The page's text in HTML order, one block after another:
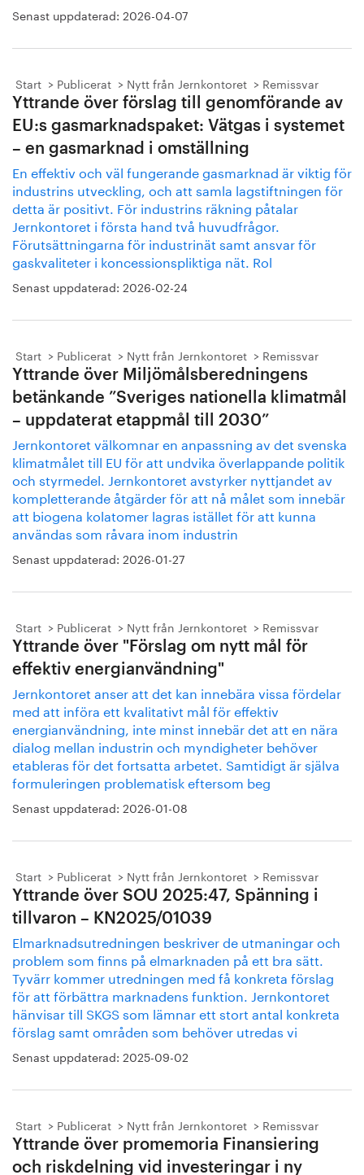
Senast uppdaterad: 2026-04-07
Start Publicerat Nytt från Jernkontoret Remissvar
Yttrande över förslag till genomförande av
EU:s gasmarknadspaket: Vätgas i systemet
– en gasmarknad i omställning
En effektiv och väl fungerande gasmarknad är viktig för
industrins utveckling, och att samla lagstiftningen för
detta är positivt. För industrins räkning påtalar
Jernkontoret i första hand två huvudfrågor.
Förutsättningarna för industrinät samt ansvar för
gaskvaliteter i koncessionspliktiga nät. Rol
Senast uppdaterad: 2026-02-24
Start Publicerat Nytt från Jernkontoret Remissvar
Yttrande över Miljömålsberedningens
betänkande ”Sveriges nationella klimatmål
– uppdaterat etappmål till 2030”
Jernkontoret välkomnar en anpassning av det svenska
klimatmålet till EU för att undvika överlappande politik
och styrmedel. Jernkontoret avstyrker nyttjandet av
kompletterande åtgärder för att nå målet som innebär
att biogena kolatomer lagras istället för att kunna
användas som råvara inom industrin
Senast uppdaterad: 2026-01-27
Start Publicerat Nytt från Jernkontoret Remissvar
Yttrande över "Förslag om nytt mål för
effektiv energianvändning"
Jernkontoret anser att det kan innebära vissa fördelar
med att införa ett kvalitativt mål för effektiv
energianvändning, inte minst innebär det att en nära
dialog mellan industrin och myndigheter behöver
etableras för det fortsatta arbetet. Samtidigt är själva
formuleringen problematisk eftersom beg
Senast uppdaterad: 2026-01-08
Start Publicerat Nytt från Jernkontoret Remissvar
Yttrande över SOU 2025:47, Spänning i
tillvaron – KN2025/01039
Elmarknadsutredningen beskriver de utmaningar och
problem som finns på elmarknaden på ett bra sätt.
Tyvärr kommer utredningen med få konkreta förslag
för att förbättra marknadens funktion. Jernkontoret
hänvisar till SKGS som lämnar ett stort antal konkreta
förslag samt områden som behöver utredas vi
Senast uppdaterad: 2025-09-02
Start Publicerat Nytt från Jernkontoret Remissvar
Yttrande över promemoria Finansiering
och riskdelning vid investeringar i ny